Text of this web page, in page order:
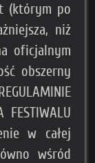
(którym po
niż
oficjalnym
obszerny
FESTIWALU
w całej
wśród